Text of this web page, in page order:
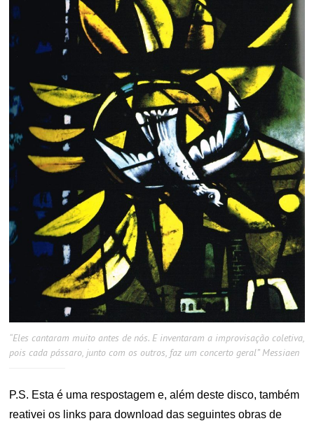
“Eles cantaram muito antes de nós. E inventaram a improvisação coletiva,
pois cada pássaro, junto com os outros, faz um concerto geral” Messiaen
P.S. Esta é uma respostagem e, além deste disco, também
reativei os links para download das seguintes obras de